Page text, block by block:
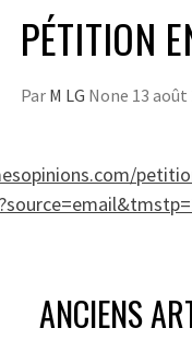
PÉTITION
Par M LG None 13 août
ANCIENS